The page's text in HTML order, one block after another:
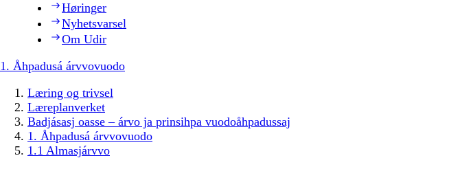
Høringer
Nyhetsvarsel
Om Udir
1. Åhpadusá árvvovuodo
Læring og trivsel
Læreplanverket
Badjásasj oasse – árvo ja prinsihpa vuodoåhpadussaj
1. Åhpadusá árvvovuodo
1.1 Almasjárvvo